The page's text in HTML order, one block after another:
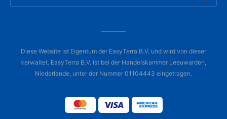
Diese Website ist Eigentum der EasyTerra B.V. und wird von dieser
verwaltet. EasyTerra B.V. ist bei der Handelskammer Leeuwarden,
Niederlande, unter der Nummer 01104443 eingetragen.